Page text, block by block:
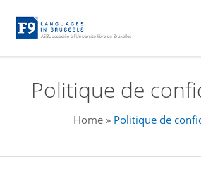
Politique de
Home » Politique de